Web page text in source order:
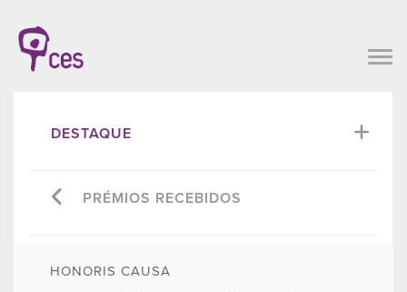
DESTAQUE
PRÉMIOS RECEBIDOS
HONORIS CAUSA